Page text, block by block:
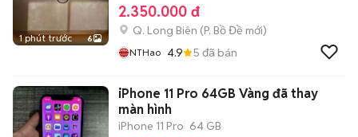
1 phút trước 6
2.350.000 đ
Q. Long Biên (P. Bồ Đề mới)
NTHao 4.9 5 đã bán
iPhone 11 Pro 64GB Vàng đã thay
màn hình
iPhone 11 Pro 64 GB